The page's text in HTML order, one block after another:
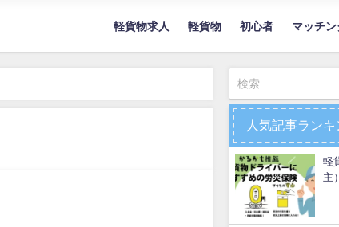
軽貨物求人 軽貨物 初心者 マッチン
人気記事ランキ
軽
主